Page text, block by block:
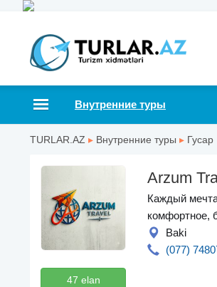
Внутренние туры
TURLAR.AZ ▸ Внутренние туры ▸ Гусар
47 elan
Arzum
Каждый
комфортное,
Baki
(077)